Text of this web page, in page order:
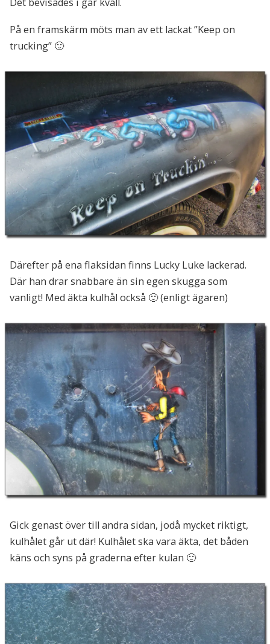
På en framskärm möts man av ett lackat ”Keep on
trucking” 🙂
Därefter på ena flaksidan finns Lucky Luke lackerad.
Där han drar snabbare än sin egen skugga som
vanligt! Med äkta kulhål också 🙂 (enligt ägaren)
Gick genast över till andra sidan, jodå mycket riktigt,
kulhålet går ut där! Kulhålet ska vara äkta, det båden
käns och syns på graderna efter kulan 🙂